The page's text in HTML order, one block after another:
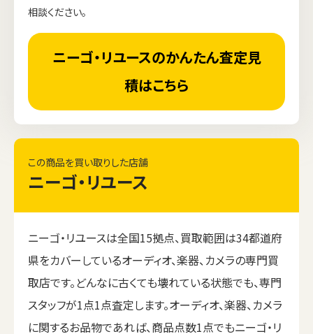
相談ください。
ニーゴ・リユースのかんたん査定見
積はこちら
この商品を買い取りした店舗
ニーゴ・リユース
ニーゴ・リユースは全国15拠点、買取範囲は34都道府
県をカバーしているオーディオ、楽器、カメラの専門買
取店です。どんなに古くても壊れている状態でも、専門
スタッフが1点1点査定します。オーディオ、楽器、カメラ
に関するお品物であれば、商品点数1点でもニーゴ・リ